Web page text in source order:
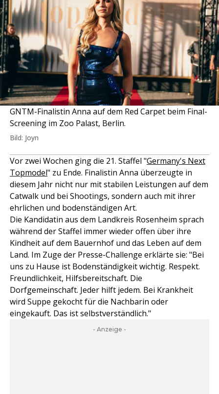
GNTM-Finalistin Anna auf dem Red Carpet beim Final-
Screening im Zoo Palast, Berlin.
Bild: Joyn
Vor zwei Wochen ging die 21. Staffel "Germany's Next
Topmodel" zu Ende. Finalistin Anna überzeugte in
diesem Jahr nicht nur mit stabilen Leistungen auf dem
Catwalk und bei Shootings, sondern auch mit ihrer
ehrlichen und bodenständigen Art.
Die Kandidatin aus dem Landkreis Rosenheim sprach
während der Staffel immer wieder offen über ihre
Kindheit auf dem Bauernhof und das Leben auf dem
Land. Im Zuge der Presse-Challenge erklärte sie: "Bei
uns zu Hause ist Bodenständigkeit wichtig. Respekt.
Freundlichkeit, Hilfsbereitschaft. Die
Dorfgemeinschaft. Jeder hilft jedem. Bei Krankheit
wird Suppe gekocht für die Nachbarin oder
eingekauft. Das ist selbstverständlich."
- Anzeige -